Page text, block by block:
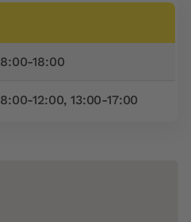
8:00-18:00
8:00-12:00, 13:00-17:00